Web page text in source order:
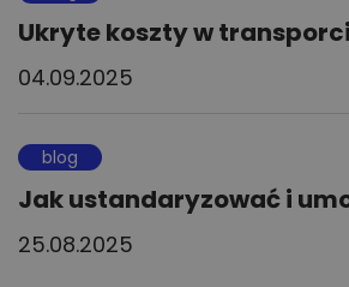
Ukryte koszty w
04.09.2025
blog
Jak ustandaryzować i
25.08.2025